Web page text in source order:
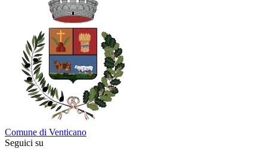
Comune di Venticano
Seguici su